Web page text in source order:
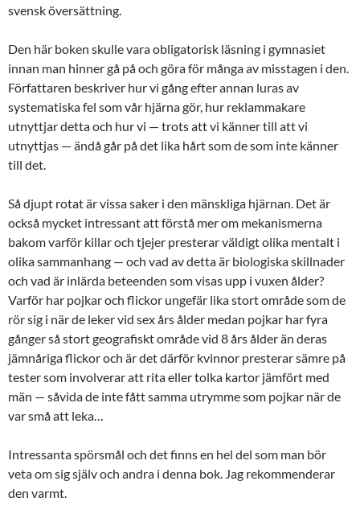
svensk översättning.
Den här boken skulle vara obligatorisk läsning i gymnasiet
innan man hinner gå på och göra för många av misstagen i den.
Författaren beskriver hur vi gång efter annan luras av
systematiska fel som vår hjärna gör, hur reklammakare
utnyttjar detta och hur vi — trots att vi känner till att vi
utnyttjas — ändå går på det lika hårt som de som inte känner
till det.
Så djupt rotat är vissa saker i den mänskliga hjärnan. Det är
också mycket intressant att förstå mer om mekanismerna
bakom varför killar och tjejer presterar väldigt olika mentalt i
olika sammanhang — och vad av detta är biologiska skillnader
och vad är inlärda beteenden som visas upp i vuxen ålder?
Varför har pojkar och flickor ungefär lika stort område som de
rör sig i när de leker vid sex års ålder medan pojkar har fyra
gånger så stort geografiskt område vid 8 års ålder än deras
jämnåriga flickor och är det därför kvinnor presterar sämre på
tester som involverar att rita eller tolka kartor jämfört med
män — såvida de inte fått samma utrymme som pojkar när de
var små att leka…
Intressanta spörsmål och det finns en hel del som man bör
veta om sig själv och andra i denna bok. Jag rekommenderar
den varmt.